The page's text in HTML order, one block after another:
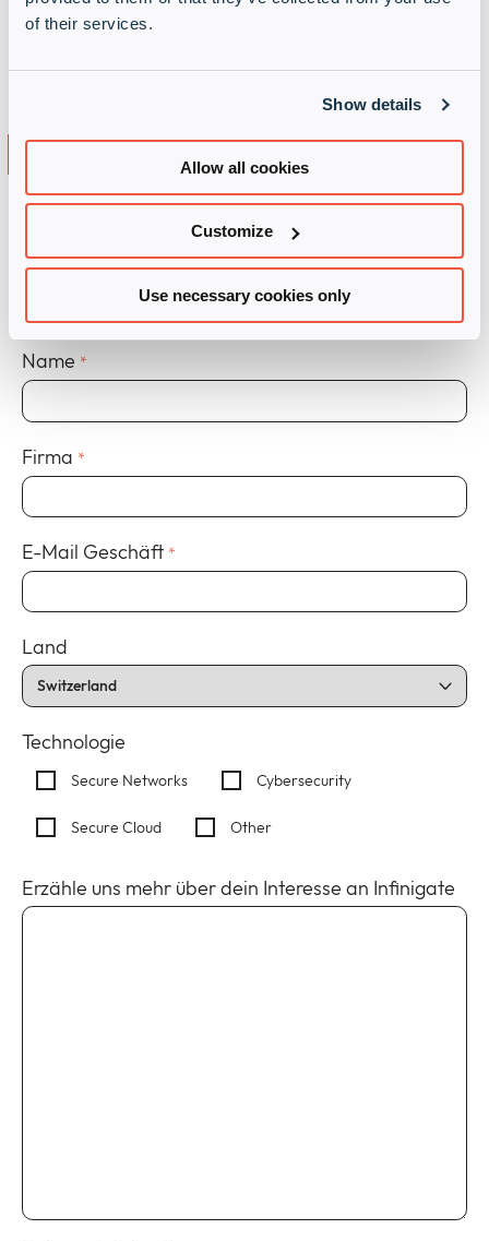
of their services.
Show details
Allow all cookies
Customize
Use necessary cookies only
Werde Infinigate-Hersteller
Starte jetzt deine Partnerschaft mit Infinigate.
Fülle einfach das folgende Formular aus – wir
“ zeigt erforderliche Felder an
Name *
Firma *
E-Mail Geschäft *
Land
Technologie
Secure Networks Cybersecurity
Secure Cloud Other
Erzähle uns mehr über dein Interesse an Infinigate